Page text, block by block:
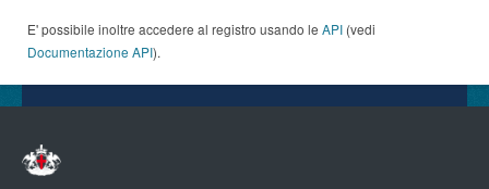
E' possibile inoltre accedere al registro usando le API (vedi
Documentazione API).